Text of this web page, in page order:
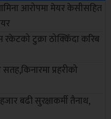
आरोपमा मेयर केसीसहित
रकेटको टुक्रा ठोक्किँदा करिब
प्रहरीको
बढी सुरक्षाकर्मी तैनाथ,